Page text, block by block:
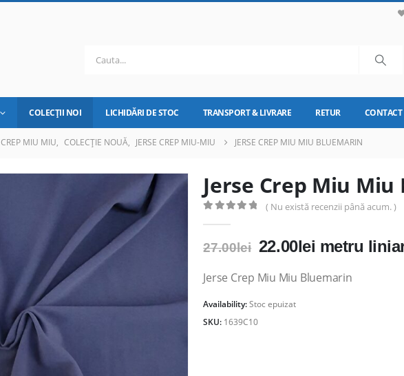
COLECȚII NOI LICHIDĂRI DE STOC TRANSPORT & LIVRARE RETUR CONTACT
CREP MIU MIU, COLECȚIE NOUĂ, JERSE CREP MIU-MIU JERSE CREP MIU MIU BLUEMARIN
Jerse Crep Miu
( Nu există recenzii până acum. )
27.00lei Prețul
a
27.00lei.
22.00lei Prețul
este:
metru
Jerse Crep Miu Miu Bluemarin
Availability:Stoc epuizat
SKU: 1639C10